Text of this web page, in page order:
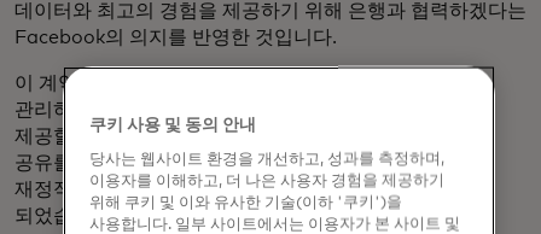
데이터와 최고의 경험을 제공하기 위해 은행과 협력하겠다는
Facebook의 의지를 반영한 것입니다.
이 계약을 통해 USAA 회원은 자신의 금융 정보를 더 잘
관리하고 보다 원활하고 안전하며 투명한 데이터 교환을
제공할 수 있게 됩니다. USAA와의 협력을 통해 데이터
공유를 위한 안전한 방법에 대해 협력하는 동시에 회원의
재정적 안정을 돕는다는 USAA의 사명을 완수할 수 있게
되었습니다.
쿠키 사용 및 동의 안내
당사는 웹사이트 환경을 개선하고, 성과를 측정하며,
이용자를 이해하고, 더 나은 사용자 경험을 제공하기
위해 쿠키 및 이와 유사한 기술(이하 '쿠키')을
사용합니다. 일부 사이트에서는 이용자가 본 사이트 및